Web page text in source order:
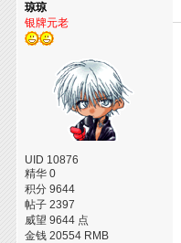
琼琼
银牌元老
UID 10876
精华 0
积分 9644
帖子 2397
威望 9644 点
金钱 20554 RMB